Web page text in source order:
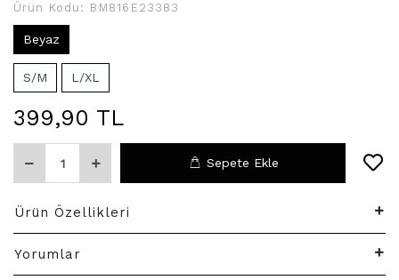
Ürün Kodu: BM816E23383
Beyaz
S/M L/XL
399,90 TL
Sepete Ekle
Ürün Özellikleri
Yorumlar